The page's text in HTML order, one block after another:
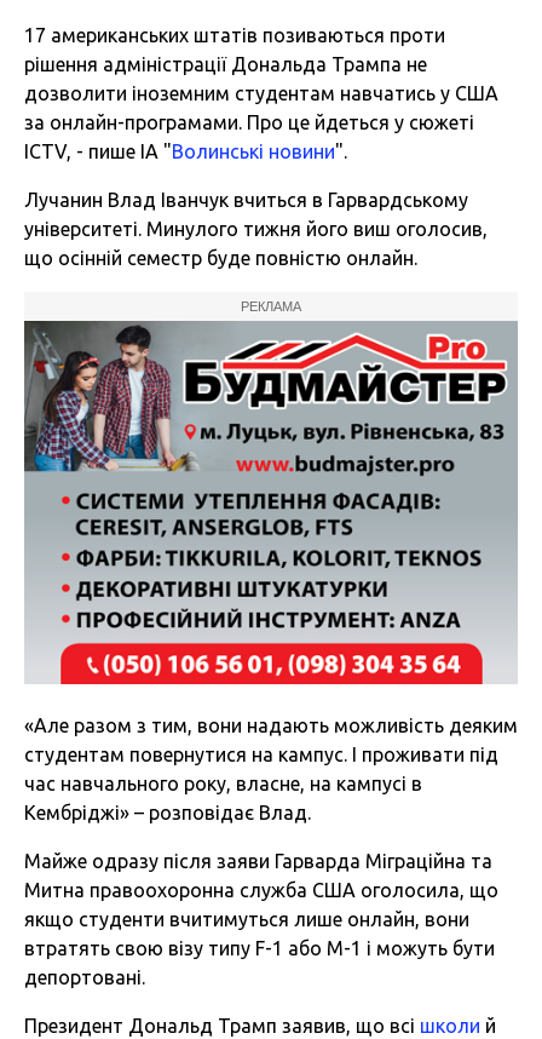
17 американських штатів позиваються проти
рішення адміністрації Дональда Трампа не
дозволити іноземним студентам навчатись у США
за онлайн-програмами. Про це йдеться у сюжеті
ICTV, - пише ІА "Волинські новини".
Лучанин Влад Іванчук вчиться в Гарвардському
університеті. Минулого тижня його виш оголосив,
що осінній семестр буде повністю онлайн.
РЕКЛАМА
«Але разом з тим, вони надають можливість деяким
студентам повернутися на кампус. І проживати під
час навчального року, власне, на кампусі в
Кембріджі» – розповідає Влад.
Майже одразу після заяви Гарварда Міграційна та
Митна правоохоронна служба США оголосила, що
якщо студенти вчитимуться лише онлайн, вони
втратять свою візу типу F-1 або M-1 і можуть бути
депортовані.
Президент Дональд Трамп заявив, що всі школи й